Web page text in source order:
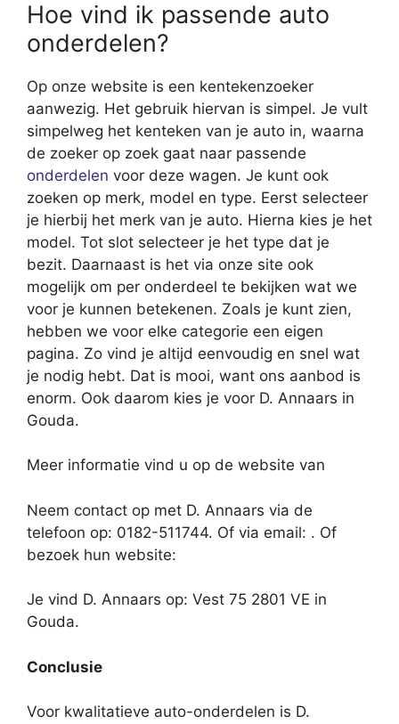
Hoe vind ik passende auto
onderdelen?
Op onze website is een kentekenzoeker
aanwezig. Het gebruik hiervan is simpel. Je vult
simpelweg het kenteken van je auto in, waarna
de zoeker op zoek gaat naar passende
onderdelen voor deze wagen. Je kunt ook
zoeken op merk, model en type. Eerst selecteer
je hierbij het merk van je auto. Hierna kies je het
model. Tot slot selecteer je het type dat je
bezit. Daarnaast is het via onze site ook
mogelijk om per onderdeel te bekijken wat we
voor je kunnen betekenen. Zoals je kunt zien,
hebben we voor elke categorie een eigen
pagina. Zo vind je altijd eenvoudig en snel wat
je nodig hebt. Dat is mooi, want ons aanbod is
enorm. Ook daarom kies je voor D. Annaars in
Gouda.
Meer informatie vind u op de website van
Neem contact op met D. Annaars via de
telefoon op: 0182-511744. Of via email: . Of
bezoek hun website:
Je vind D. Annaars op: Vest 75 2801 VE in
Gouda.
Conclusie
Voor kwalitatieve auto-onderdelen is D.